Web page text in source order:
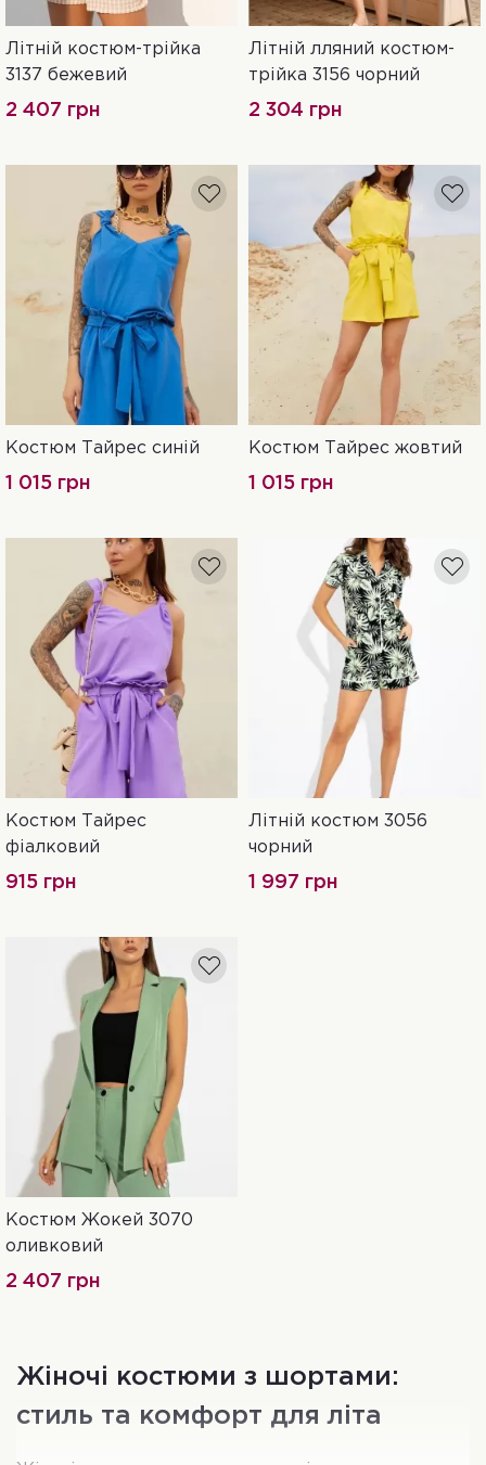
42 44 46
Літній костюм-трійка
3137 бежевий
2 407 грн
42 44 46
Літній лляний костюм-
трійка 3156 чорний
2 304 грн
XL
Костюм Тайрес синій
1 015 грн
M L
Костюм Тайрес жовтий
1 015 грн
S M L
Костюм Тайрес
фіалковий
915 грн
42 44
Літній костюм 3056
чорний
1 997 грн
42 44
Костюм Жокей 3070
оливковий
2 407 грн
Жіночі костюми з шортами:
стиль та комфорт для літа